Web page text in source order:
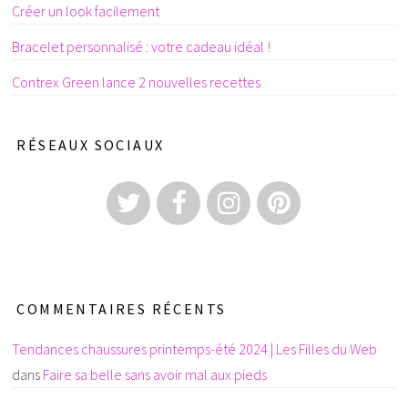
Créer un look facilement
Bracelet personnalisé : votre cadeau idéal !
Contrex Green lance 2 nouvelles recettes
RÉSEAUX SOCIAUX
COMMENTAIRES RÉCENTS
Tendances chaussures printemps-été 2024 | Les Filles du Web
dans Faire sa belle sans avoir mal aux pieds